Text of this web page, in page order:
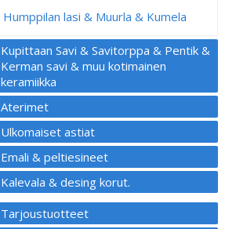
Humppilan lasi & Muurla & Kumela
Kupittaan Savi & Savitorppa & Pentik &
Kerman savi & muu kotimainen
keramiikka
Aterimet
Ulkomaiset astiat
Emali & peltiesineet
Kalevala & desing korut.
Tarjoustuotteet